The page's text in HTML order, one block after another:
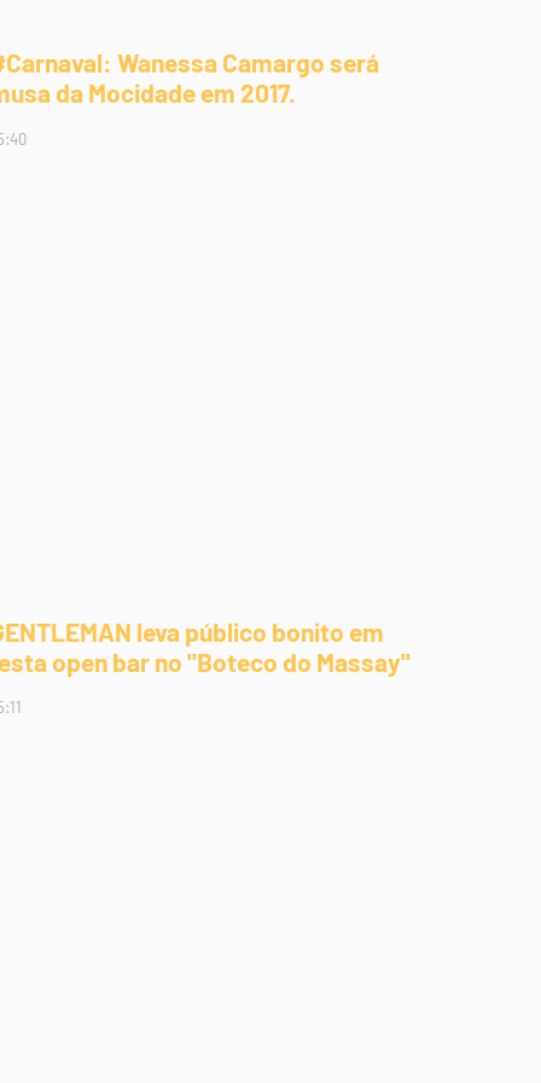
Wanessa Camargo será
da Mocidade em 2017.
leva público bonito em
open bar no "Boteco do Massay"